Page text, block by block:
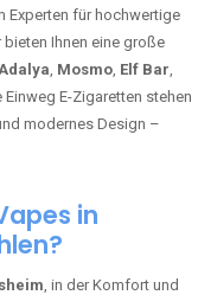
Experten für hochwertige
bieten Ihnen eine große
, Mosmo, Elf Bar,
Einweg E-Zigaretten stehen
modernes Design –
in
, in der Komfort und